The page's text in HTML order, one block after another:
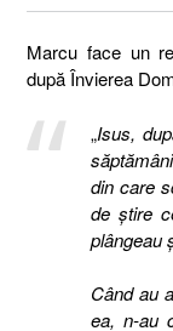
Marcu face un
după Învierea
„Isus,
din care
de ştire
plângeau
Când au
ea, n-au